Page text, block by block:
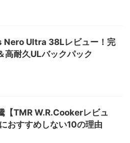
Nero Ultra 38Lレビュー！完
高耐久ULバックパック
【TMR W.R.Cookerレビュ
おすすめしない10の理由